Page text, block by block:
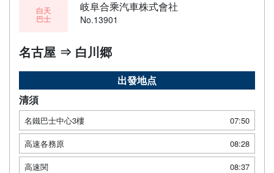
白天
巴士
岐阜合乘汽車株式會社
No.13901
名古屋 ⇒ 白川郷
出發地点
清須
名鐵巴士中心3樓
07:50
高速各務原
08:28
高速関
08:37